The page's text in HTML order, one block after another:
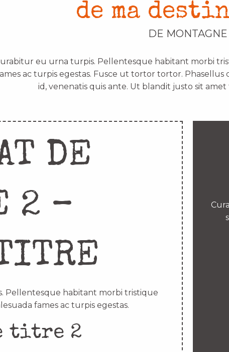
de ma
DE MONTAGNE
eu urna turpis. Pellentesque habitant morbi
ac turpis egestas. Fusce ut tortor tortor.
id, venenatis quis ante. Ut blandit justo sit
DE
2 –
Pellentesque habitant morbi tristique
fames ac turpis egestas.
titre 2